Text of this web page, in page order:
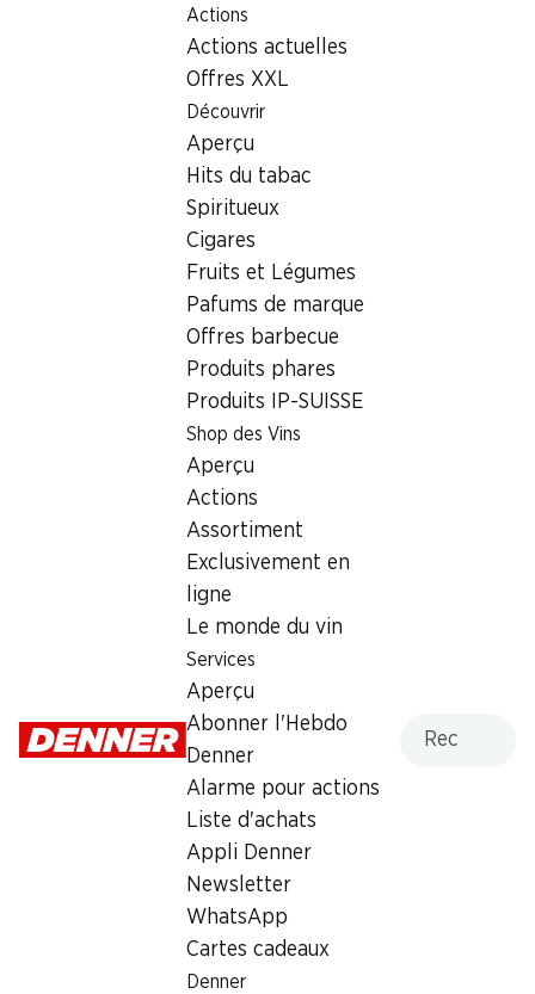
Actions
Actions actuelles
Offres XXL
Découvrir
Aperçu
Hits du tabac
Spiritueux
Cigares
Fruits et Légumes
Pafums de marque
Offres barbecue
Produits phares
Produits IP-SUISSE
Shop des Vins
Aperçu
Actions
Assortiment
Exclusivement en
ligne
Le monde du vin
Services
Aperçu
Abonner l'Hebdo
Denner
Alarme pour actions
Liste d'achats
Appli Denner
Newsletter
WhatsApp
Cartes cadeaux
Denner
Localisateur de succursales
Succursale Denner Gwattstrasse 2, 3185 Schmitten
3185 Schmitten
Gwattstrasse 2, 3185 Schmitten
Heures d'ouverture
Mercredi
Heures d'ouverture spéciales
Sam., 15.08.2026